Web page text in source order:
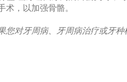
术，以加强骨骼。
您对牙周病、牙周病治疗或牙种